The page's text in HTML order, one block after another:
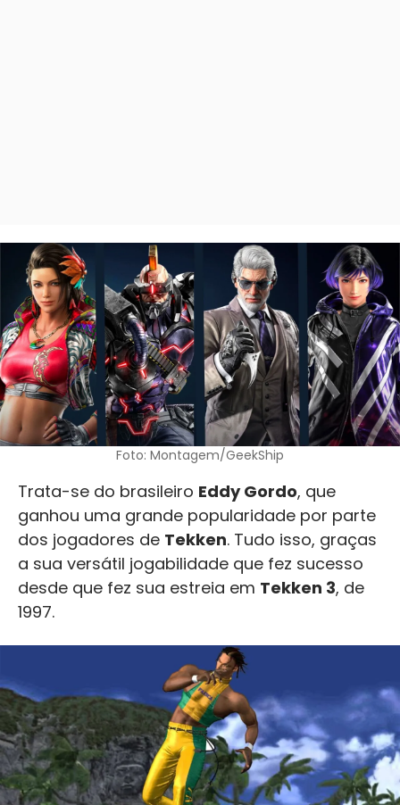
Foto: Montagem/GeekShip
Trata-se do brasileiro Eddy Gordo, que
ganhou uma grande popularidade por parte
dos jogadores de Tekken. Tudo isso, graças
a sua versátil jogabilidade que fez sucesso
desde que fez sua estreia em Tekken 3, de
1997.